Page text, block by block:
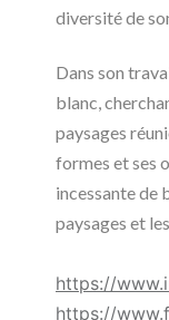
diversité de
Dans son
blanc,
paysages
formes et ses
incessante de
paysages et
https://
https://